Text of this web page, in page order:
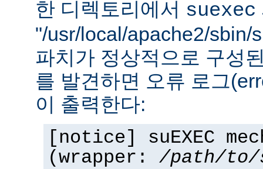
한 디렉토리에서 suexec
"/usr/local/apache2/sbin/
파치가 정상적으로 구성
를 발견하면 오류 로그
이 출력한다:
[notice] suEXEC
(wrapper: /path/to/